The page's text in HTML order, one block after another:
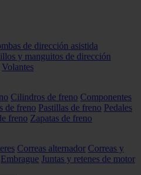
de dirección asistida
y manguitos de dirección
Volantes
Cilindros de freno Componentes
de freno Pastillas de freno Pedales
freno Zapatas de freno
Correas alternador Correas y
Embrague Juntas y retenes de motor